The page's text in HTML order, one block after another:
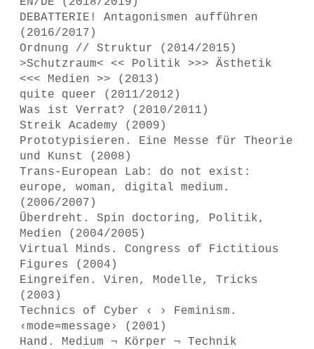
DEBATTERIE! Antagonismen aufführen
(2016/2017)
Ordnung // Struktur (2014/2015)
>Schutzraum< << Politik >>> Ästhetik
<<< Medien >> (2013)
quite queer (2011/2012)
Was ist Verrat? (2010/2011)
Streik Academy (2009)
Prototypisieren. Eine Messe für Theorie
und Kunst (2008)
Trans-European Lab: do not exist:
europe, woman, digital medium.
(2006/2007)
Überdreht. Spin doctoring, Politik,
Medien (2004/2005)
Virtual Minds. Congress of Fictitious
Figures (2004)
Eingreifen. Viren, Modelle, Tricks
(2003)
Technics of Cyber ‹ › Feminism.
‹mode=message› (2001)
Hand. Medium ¬ Körper ¬ Technik